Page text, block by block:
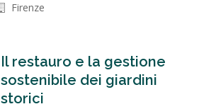
Firenze
Il restauro e la gestione
sostenibile dei giardini
storici